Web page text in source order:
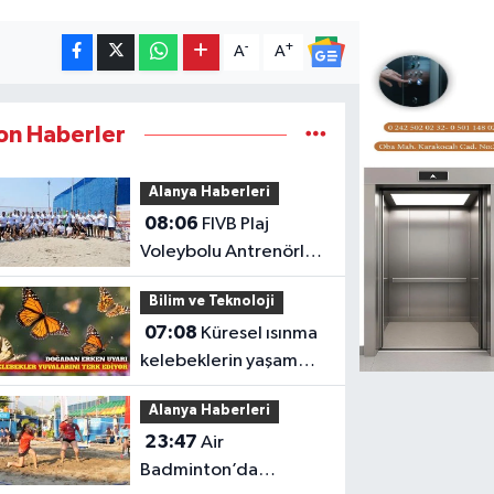
A- A+
Haberler
Alanya Haberleri
08:06
Voleybolu Antrenörlük
Kursu Alanya'da
başladı
Bilim ve Teknoloji
07:08
kelebeklerin yaşam
alanlarını değiştiriyor
Alanya Haberleri
23:47 Air
Badminton’da